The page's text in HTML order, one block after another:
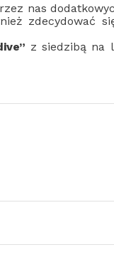
nas
zdecydować
z siedzibą na